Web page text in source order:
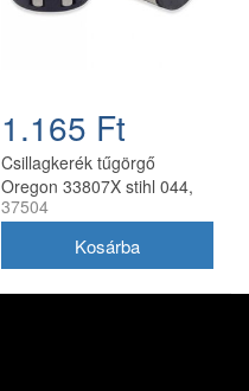
1.165 Ft
Csillagkerék tűgörgő
Oregon 33807X stihl 044,
046, ms361, 362
37504